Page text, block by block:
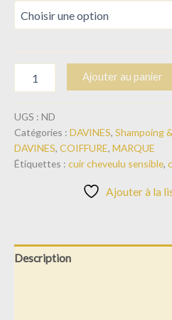
Ajouter au panier
UGS : ND
Catégories : DAVINES, Shampoing
DAVINES, COIFFURE, MARQUE
Étiquettes : cuir cheveulu sensible,
Ajouter à la
Description